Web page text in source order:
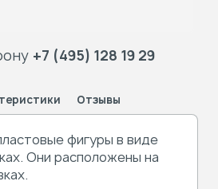
+7 (495) 128 19 29
Отзывы
фигуры в виде
Они расположены на